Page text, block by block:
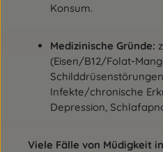
Konsum.
Medizinische Gründe:
(Eisen/B12/Folat-
Infekte/chronische
Depression,
Viele Fälle von Müdigkeit